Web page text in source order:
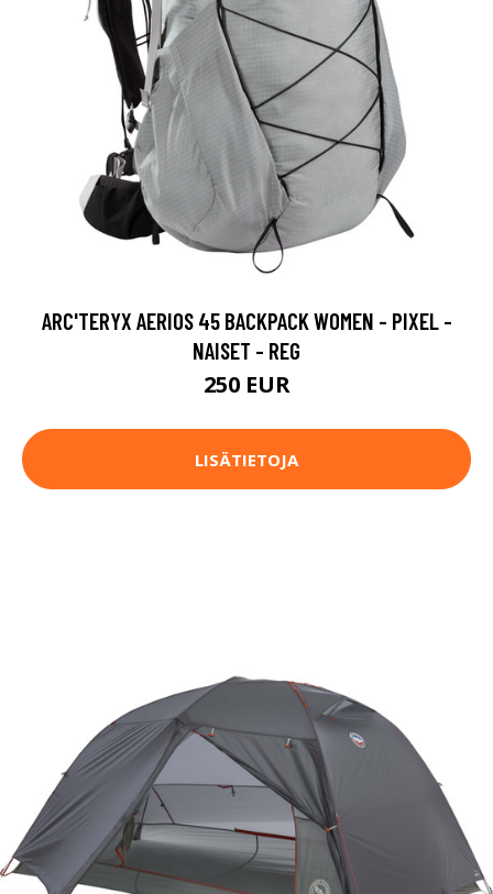
ARC'TERYX AERIOS 45 BACKPACK WOMEN - PIXEL -
NAISET - REG
250 EUR
LISÄTIETOJA